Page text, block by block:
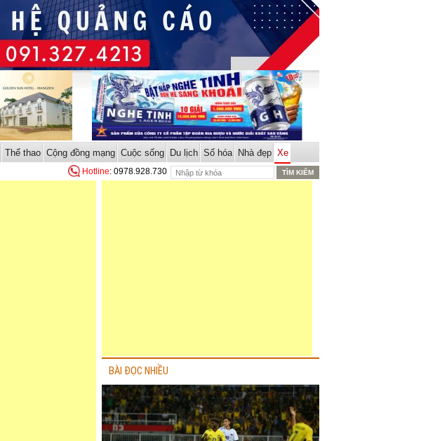
Thể thao Cộng đồng mạng Cuộc sống Du lịch Số hóa Nhà đẹp Xe
Hotline: 0978.928.730
BÀI ĐỌC NHIỀU